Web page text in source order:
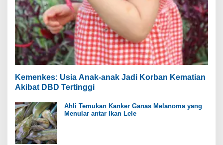
Kemenkes: Usia Anak-anak Jadi Korban Kematian
Akibat DBD Tertinggi
Ahli Temukan Kanker Ganas Melanoma yang
Menular antar Ikan Lele